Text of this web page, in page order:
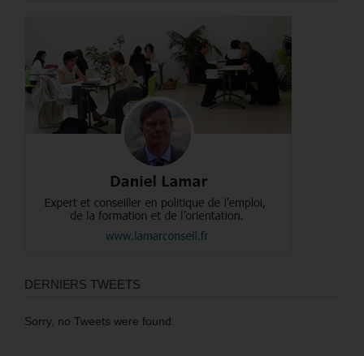
DERNIERS TWEETS
Sorry, no Tweets were found.